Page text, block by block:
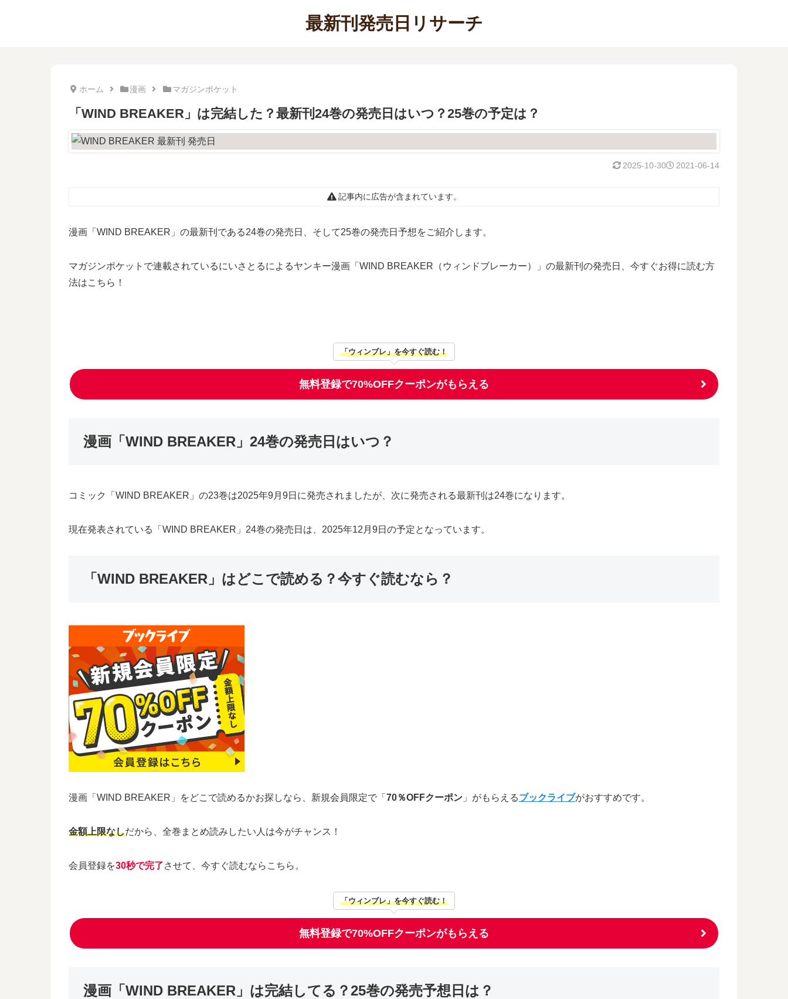
最新刊発売日リサーチ
ホーム 漫画 マガジンポケット
「WIND BREAKER」は完結した？最新刊24巻の発売日はいつ？25巻の予定は？
2021-06-14
2025-10-30
記事内に広告が含まれています。
漫画「WIND BREAKER」の最新刊である24巻の発売日、そして25巻の発売日予想をご紹介します。
マガジンポケットで連載されているにいさとるによるヤンキー漫画「WIND BREAKER（ウィンドブレーカー）」の最新刊の発売日、今すぐお得に読む方
法はこちら！
「ウィンブレ」を今すぐ読む！
無料登録で70%OFFクーポンがもらえる
漫画「WIND BREAKER」24巻の発売日はいつ？
コミック「WIND BREAKER」の23巻は2025年9月9日に発売されましたが、次に発売される最新刊は24巻になります。
現在発表されている「WIND BREAKER」24巻の発売日は、2025年12月9日の予定となっています。
「WIND BREAKER」はどこで読める？今すぐ読むなら？
漫画「WIND BREAKER」をどこで読めるかお探しなら、新規会員限定で「 70％OFFクーポン 」がもらえるブックライブがおすすめです。
金額上限なしだから、全巻まとめ読みしたい人は今がチャンス！
会員登録を30秒で完了させて、今すぐ読むならこちら。
「ウィンブレ」を今すぐ読む！
無料登録で70%OFFクーポンがもらえる
漫画「WIND BREAKER」は完結してる？25巻の発売予想日は？